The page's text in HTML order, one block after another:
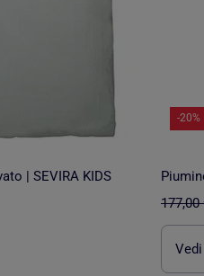
| SEVIRA KIDS
-20%
177,00